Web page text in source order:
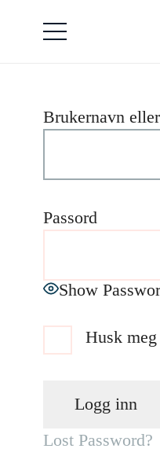
Brukernavn
Passord
Show
Husk meg
Lost Password?